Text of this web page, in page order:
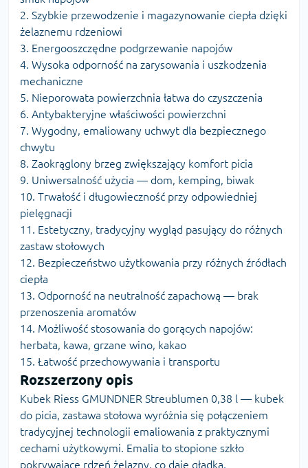
2. Szybkie przewodzenie i magazynowanie ciepła dzięki
żelaznemu rdzeniowi
3. Energooszczędne podgrzewanie napojów
4. Wysoka odporność na zarysowania i uszkodzenia
mechaniczne
5. Nieporowata powierzchnia łatwa do czyszczenia
6. Antybakteryjne właściwości powierzchni
7. Wygodny, emaliowany uchwyt dla bezpiecznego
chwytu
8. Zaokrąglony brzeg zwiększający komfort picia
9. Uniwersalność użycia — dom, kemping, biwak
10. Trwałość i długowieczność przy odpowiedniej
pielęgnacji
11. Estetyczny, tradycyjny wygląd pasujący do różnych
zastaw stołowych
12. Bezpieczeństwo użytkowania przy różnych źródłach
ciepła
13. Odporność na neutralność zapachową — brak
przenoszenia aromatów
14. Możliwość stosowania do gorących napojów:
herbata, kawa, grzane wino, kakao
15. Łatwość przechowywania i transportu
Rozszerzony opis
Kubek Riess GMUNDNER Streublumen 0,38 l — kubek
do picia, zastawa stołowa wyróżnia się połączeniem
tradycyjnej technologii emaliowania z praktycznymi
cechami użytkowymi. Emalia to stopione szkło
pokrywające rdzeń żelazny, co daje gładką,